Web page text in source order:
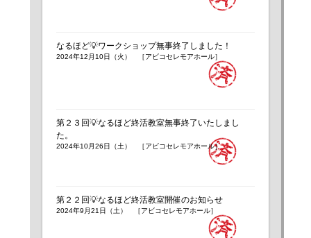
なるほど💡ワークショップ無事終了しました！
2024年12月10日（火） ［アビコセレモアホール］
第２３回💡なるほど終活教室無事終了いたしまし
た。
2024年10月26日（土） ［アビコセレモアホール］
第２２回💡なるほど終活教室開催のお知らせ
2024年9月21日（土） ［アビコセレモアホール］